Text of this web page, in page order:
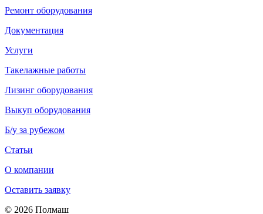
Ремонт оборудования
Документация
Услуги
Такелажные работы
Лизинг оборудования
Выкуп оборудования
Б/у за рубежом
Статьи
О компании
Оставить заявку
© 2026 Полмаш